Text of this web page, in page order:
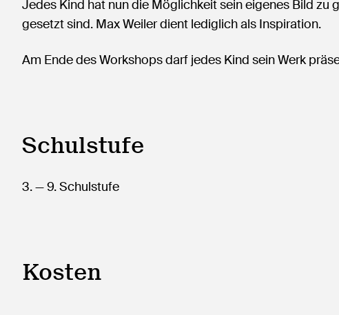
Jedes Kind hat nun die Möglichkeit sein eigenes Bild zu
gesetzt sind. Max Weiler dient lediglich als Inspiration.
Am Ende des Workshops darf jedes Kind sein Werk
Schulstufe
3.— 9.Schulstufe
Kosten